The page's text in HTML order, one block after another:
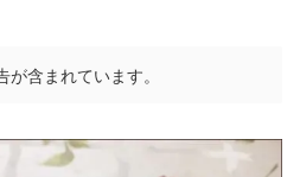
が含まれています。